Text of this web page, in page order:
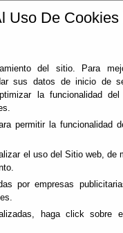
Uso De Cookies
del sitio. Para
sus datos de inicio de
la funcionalidad
permitir la funcionalidad
el uso del Sitio web, de
por empresas
haga click sobre